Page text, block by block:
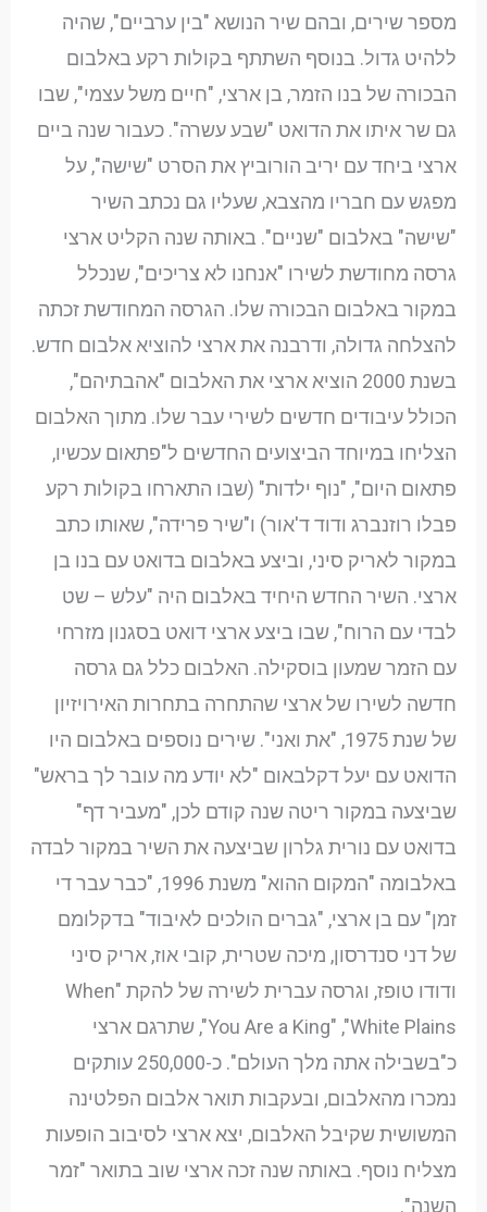
מספר שירים, ובהם שיר הנושא "בין ערביים", שהיה
ללהיט גדול. בנוסף השתתף בקולות רקע באלבום
הבכורה של בנו הזמר, בן ארצי, "חיים משל עצמי", שבו
גם שר איתו את הדואט "שבע עשרה". כעבור שנה ביים
ארצי ביחד עם יריב הורוביץ את הסרט "שישה", על
מפגש עם חבריו מהצבא, שעליו גם נכתב השיר
"שישה" באלבום "שניים". באותה שנה הקליט ארצי
גרסה מחודשת לשירו "אנחנו לא צריכים", שנכלל
במקור באלבום הבכורה שלו. הגרסה המחודשת זכתה
להצלחה גדולה, ודרבנה את ארצי להוציא אלבום חדש.
בשנת 2000 הוציא ארצי את האלבום "אהבתיהם",
הכולל עיבודים חדשים לשירי עבר שלו. מתוך האלבום
הצליחו במיוחד הביצועים החדשים ל"פתאום עכשיו,
פתאום היום", "נוף ילדות" (שבו התארחו בקולות רקע
פבלו רוזנברג ודוד ד'אור) ו"שיר פרידה", שאותו כתב
במקור לאריק סיני, וביצע באלבום בדואט עם בנו בן
ארצי. השיר החדש היחיד באלבום היה "עלש – שט
לבדי עם הרוח", שבו ביצע ארצי דואט בסגנון מזרחי
עם הזמר שמעון בוסקילה. האלבום כלל גם גרסה
חדשה לשירו של ארצי שהתחרה בתחרות האירויזיון
של שנת 1975, "את ואני". שירים נוספים באלבום היו
הדואט עם יעל דקלבאום "לא יודע מה עובר לך בראש"
שביצעה במקור ריטה שנה קודם לכן, "מעביר דף"
בדואט עם נורית גלרון שביצעה את השיר במקור לבדה
באלבומה "המקום ההוא" משנת 1996, "כבר עבר די
זמן" עם בן ארצי, "גברים הולכים לאיבוד" בדקלומם
של דני סנדרסון, מיכה שטרית, קובי אוז, אריק סיני
ודודו טופז, וגרסה עברית לשירה של להקת "When
You Are a King" ,"White Plains", שתרגם ארצי
כ"בשבילה אתה מלך העולם". כ-250,000 עותקים
נמכרו מהאלבום, ובעקבות תואר אלבום הפלטינה
המשושית שקיבל האלבום, יצא ארצי לסיבוב הופעות
מצליח נוסף. באותה שנה זכה ארצי שוב בתואר "זמר
השנה".